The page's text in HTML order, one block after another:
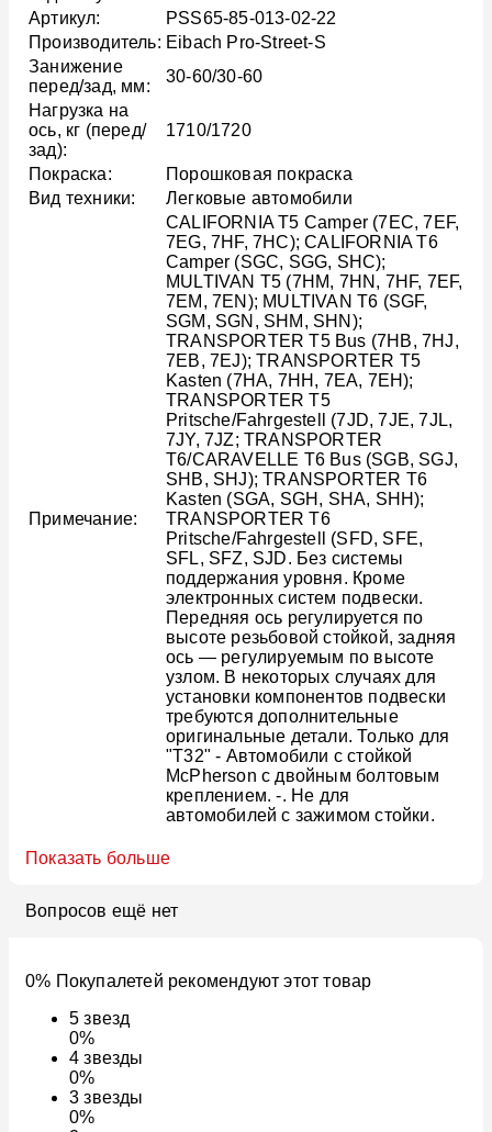
Артикул:
PSS65-85-013-02-22
Производитель: Eibach Pro-Street-S
Занижение
перед/зад, мм:
30-60/30-60
Нагрузка на
ось, кг (перед/
зад):
1710/1720
Покраска:
Порошковая покраска
Вид техники:
Легковые автомобили
Примечание:
CALIFORNIA T5 Camper (7EC, 7EF,
7EG, 7HF, 7HC); CALIFORNIA T6
Camper (SGC, SGG, SHC);
MULTIVAN T5 (7HM, 7HN, 7HF, 7EF,
7EM, 7EN); MULTIVAN T6 (SGF,
SGM, SGN, SHM, SHN);
TRANSPORTER T5 Bus (7HB, 7HJ,
7EB, 7EJ); TRANSPORTER T5
Kasten (7HA, 7HH, 7EA, 7EH);
TRANSPORTER T5
Pritsche/Fahrgestell (7JD, 7JE, 7JL,
7JY, 7JZ; TRANSPORTER
T6/CARAVELLE T6 Bus (SGB, SGJ,
SHB, SHJ); TRANSPORTER T6
Kasten (SGA, SGH, SHA, SHH);
TRANSPORTER T6
Pritsche/Fahrgestell (SFD, SFE,
SFL, SFZ, SJD. Без системы
поддержания уровня. Кроме
электронных систем подвески.
Передняя ось регулируется по
высоте резьбовой стойкой, задняя
ось — регулируемым по высоте
узлом. В некоторых случаях для
установки компонентов подвески
требуются дополнительные
оригинальные детали. Только для
"T32" - Автомобили с стойкой
McPherson с двойным болтовым
креплением. -. Не для
автомобилей с зажимом стойки.
Показать больше
Вопросов ещё нет
0% Покупалетей рекомендуют этот товар
5звезд
0%
4звезды
0%
3звезды
0%